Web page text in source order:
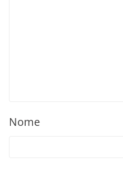
Nome